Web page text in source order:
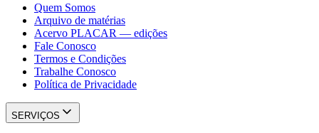
Quem Somos
Arquivo de matérias
Acervo PLACAR — edições
Fale Conosco
Termos e Condições
Trabalhe Conosco
Política de Privacidade
SERVIÇOS